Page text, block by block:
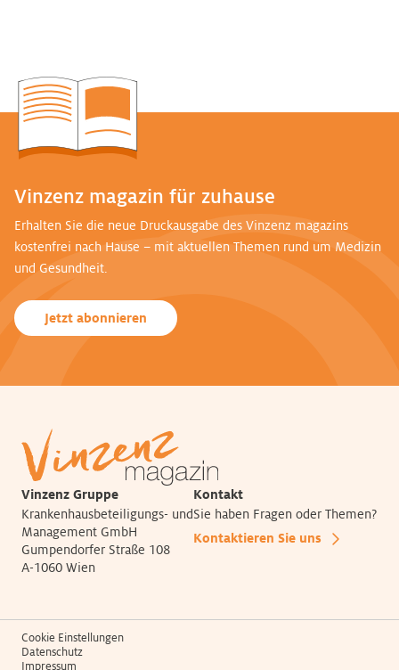
Vinzenz magazin für zuhause
Erhalten Sie die neue Druckausgabe des Vinzenz magazins
kostenfrei nach Hause – mit aktuellen Themen rund um Medizin
und Gesundheit.
Jetzt abonnieren
Vinzenz Gruppe
Krankenhausbeteiligungs- und
Management GmbH
Gumpendorfer Straße 108
A-1060 Wien
Kontakt
Sie haben Fragen oder Themen?
Kontaktieren Sie uns
Cookie Einstellungen
Datenschutz
Impressum